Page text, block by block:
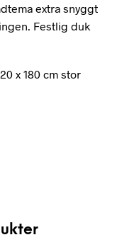
extra snyggt
Festlig duk
x 180 cm stor